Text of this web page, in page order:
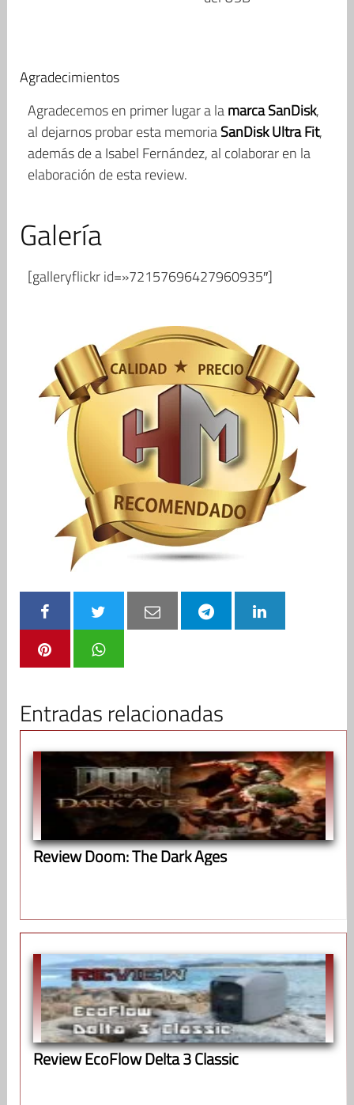
Agradecimientos
Agradecemos en primer lugar a lamarca SanDisk,
al dejarnos probar esta memoriaSanDisk Ultra Fit,
además de a Isabel Fernández, al colaborar en la
elaboración de esta review.
Galería
[galleryflickr id=»72157696427960935″]
Entradas relacionadas
Review Doom: The Dark Ages
Review EcoFlow Delta 3 Classic